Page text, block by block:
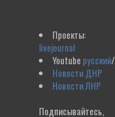
Проекты:
livejournal
Youtube русский/
Новости ДНР
Новости ЛНР
Подписывайтесь,